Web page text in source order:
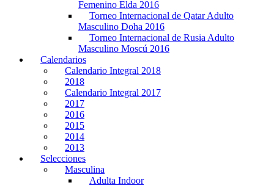
Femenino Elda 2016
Torneo Internacional de Qatar Adulto
Masculino Doha 2016
Torneo Internacional de Rusia Adulto
Masculino Moscú 2016
Calendarios
Calendario Integral 2018
2018
Calendario Integral 2017
2017
2016
2015
2014
2013
Selecciones
Masculina
Adulta Indoor